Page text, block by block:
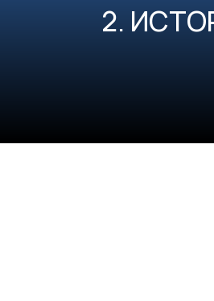
2.